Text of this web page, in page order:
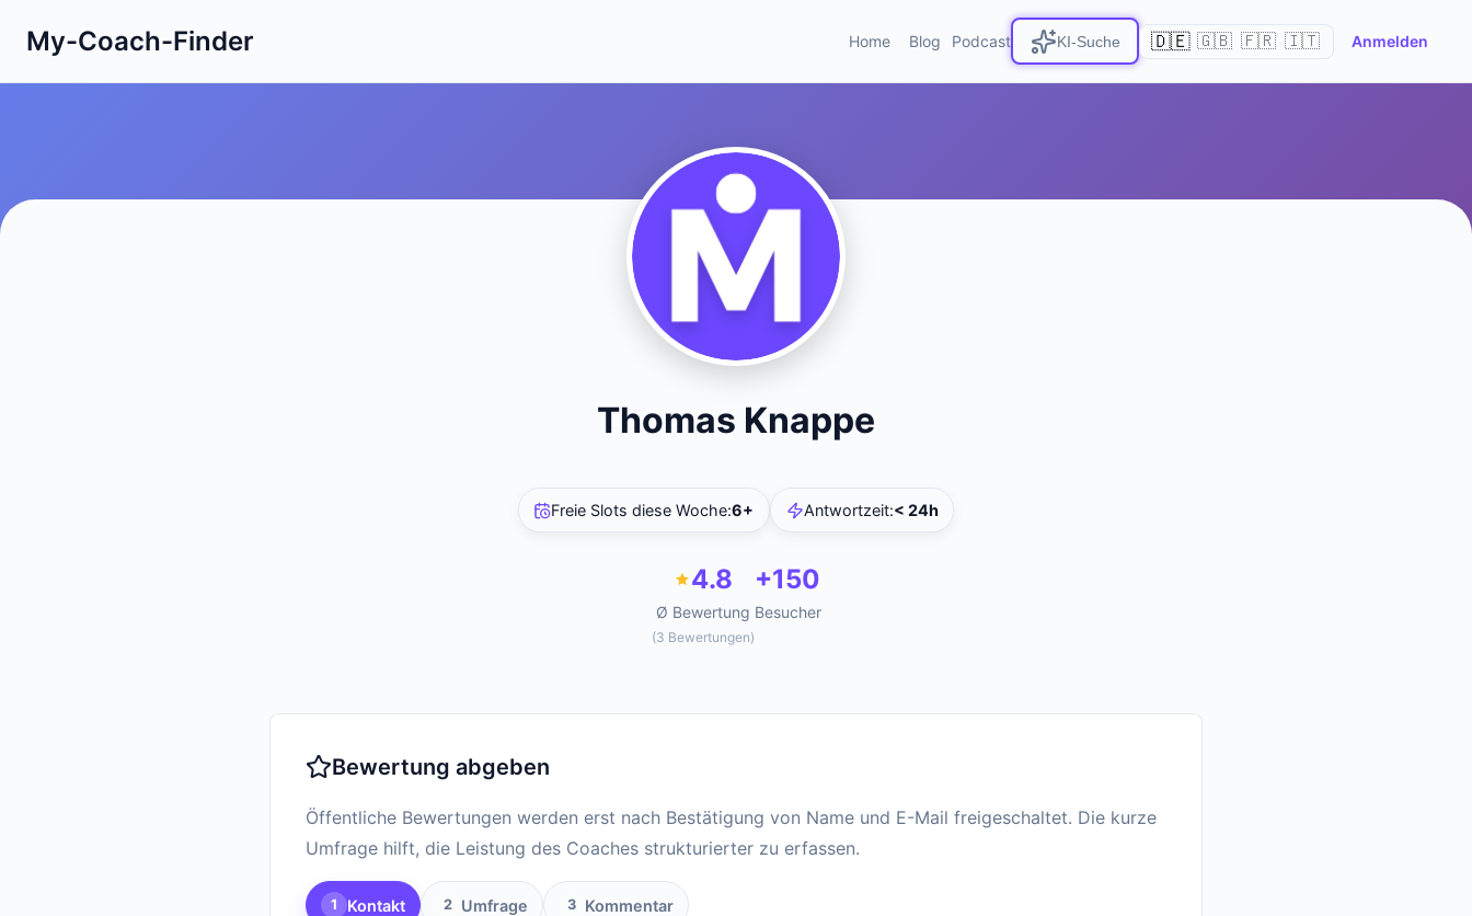
My-Coach-Finder Home Blog Podcast KI-Suche 🇩🇪 🇬🇧 🇫🇷 🇮🇹 Anmelden
Thomas Knappe
Freie Slots diese Woche:6+ Antwortzeit:< 24h
4.8
Ø Bewertung
(3 Bewertungen)
+150
Besucher
Bewertung abgeben
Öffentliche Bewertungen werden erst nach Bestätigung von Name und E-Mail freigeschaltet. Die kurze
Umfrage hilft, die Leistung des Coaches strukturierter zu erfassen.
1 Kontakt 2 Umfrage 3 Kommentar